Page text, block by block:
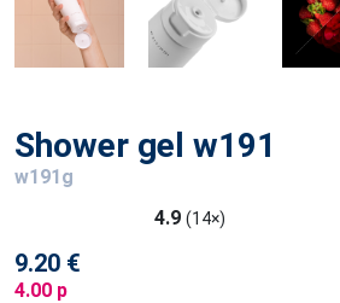
Shower gel w191
w191g
4.9 (14×)
9.20 €
4.00 p